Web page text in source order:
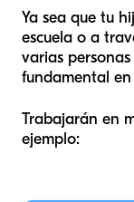
Ya sea que tu
escuela o a
varias
fundamental
Trabajarán en
ejemplo: